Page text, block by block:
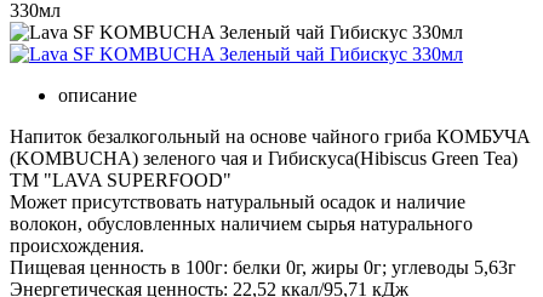
330мл
описание
Напиток безалкогольный на основе чайного гриба КОМБУЧА
(KOMBUCHA) зеленого чая и Гибискуса(Hibiscus Green Tea)
ТМ "LAVA SUPERFOOD"
Может присутствовать натуральный осадок и наличие
волокон, обусловленных наличием сырья натурального
происхождения.
Пищевая ценность в 100г: белки 0г, жиры 0г; углеводы 5,63г
Энергетическая ценность: 22,52 ккал/95,71 кДж